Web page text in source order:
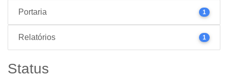
Portaria 1
Relatórios 1
Status